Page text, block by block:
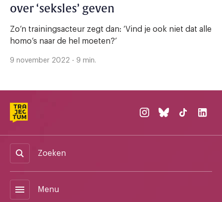
over ‘seksles’ geven
Zo’n trainingsacteur zegt dan: ‘Vind je ook niet dat alle
homo’s naar de hel moeten?’
9 november 2022 - 9 min.
Zoeken
menu Menu